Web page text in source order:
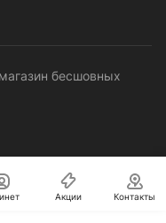
бесшовных
Акции Контакты